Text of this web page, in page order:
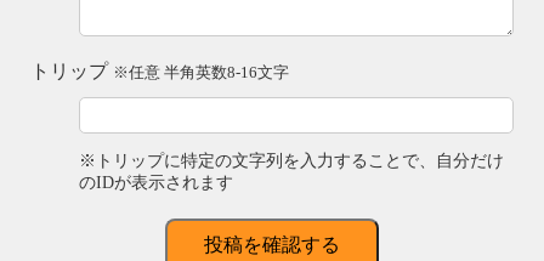
トリップ ※任意 半角英数8-16文字
※トリップに特定の文字列を入力することで、自分だけ
のIDが表示されます
投稿を確認する